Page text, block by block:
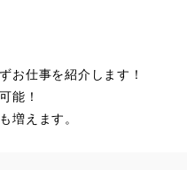
お仕事を紹介します！
能！
増えます。